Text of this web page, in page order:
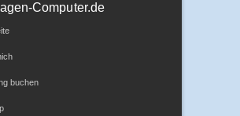
Computer.de
buchen